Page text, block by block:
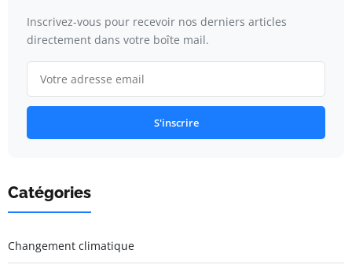
Inscrivez-vous pour recevoir nos derniers articles
directement dans votre boîte mail.
S'inscrire
Catégories
Changement climatique